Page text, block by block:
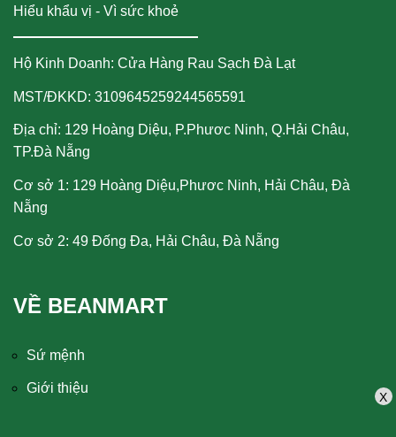
X
Hiểu khẩu vị - Vì sức khoẻ
Hộ Kinh Doanh: Cửa Hàng Rau Sạch Đà Lạt
MST/ĐKKD: 3109645259244565591
Địa chỉ: 129 Hoàng Diệu, P.Phươc Ninh, Q.Hải Châu,
TP.Đà Nẵng
Cơ sở 1: 129 Hoàng Diệu,Phươc Ninh, Hải Châu, Đà
Nẵng
Cơ sở 2: 49 Đống Đa, Hải Châu, Đà Nẵng
VỀ BEANMART
Sứ mệnh
Giới thiệu